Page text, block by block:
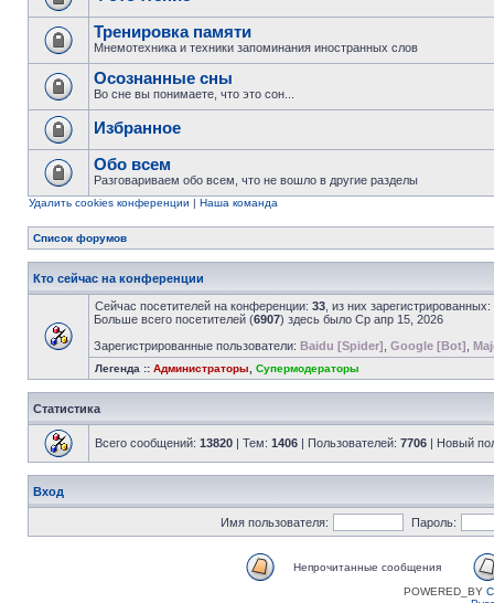
Тренировка памяти
Мнемотехника и техники запоминания иностранных слов
Осознанные сны
Во сне вы понимаете, что это сон...
Избранное
Обо всем
Разговариваем обо всем, что не вошло в другие разделы
Удалить cookies конференции | Наша команда
Список форумов
Кто сейчас на конференции
Сейчас посетителей на конференции: 33 , из них
Больше всего посетителей (6907) здесь было Ср апр 15, 2026
Зарегистрированные пользователи: Baidu [Spider] Google [Bot]
Легенда :: Администраторы Супермодераторы
Статистика
Всего сообщений: 13820 | Тем: 1406 | Пользователей: 7706 | Новый
Вход
Имя пользователя: Пароль:
Непрочитанные сообщения
POWERED_BY